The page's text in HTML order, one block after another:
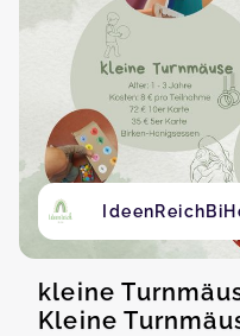
kleine
Kleine